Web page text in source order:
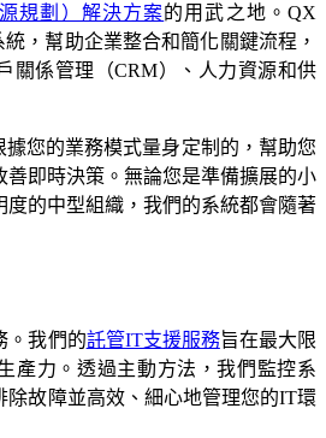
規劃）解決方案的用武之地。QX
統，幫助企業整合和簡化關鍵流程，
關係管理（CRM）、人力資源和供
據您的業務模式量身定制的，幫助您
善即時決策。無論您是準備擴展的小
度的中型組織，我們的系統都會隨著
。我們的託管IT支援服務旨在最大限
產力。透過主動方法，我們監控系
除故障並高效、細心地管理您的IT環